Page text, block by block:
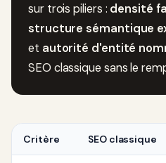
sur trois piliers : densité
structure sémantique
et autorité d'entité
SEO classique sans le
Critère SEO classique